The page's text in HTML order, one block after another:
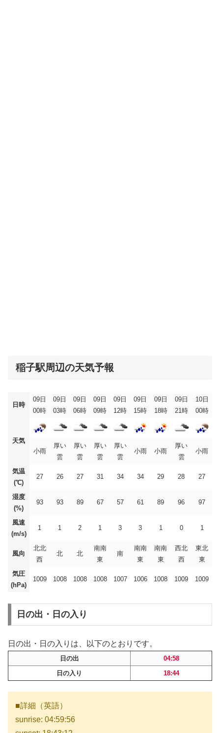
稲子駅周辺の天気予報
日時
09日
00時
09日
03時
09日
06時
09日
09時
09日
12時
09日
15時
09日
18時
09日
21時
10日
00時
天気
小雨
厚い
雲
厚い
雲
厚い
雲
厚い
雲
小雨 小雨
厚い
雲
小雨
気温
(℃)
27 26 27 31 34 34 29 28 27
湿度
(%)
93 93 89 67 57 61 89 96 97
風速
(m/s)
1 1 2 1 3 3 1 0 1
風向
北北
西
北 北
南南
東
南
南南
東
南南
東
西北
西
東北
東
気圧
(hPa)
1009 1008 1008 1008 1007 1006 1008 1009 1009
日の出・日の入り
日の出・日の入りは、以下のとおりです。
日の出
04:58
日の入り
18:44
■詳細（英語）
sunrise: 04:59:56